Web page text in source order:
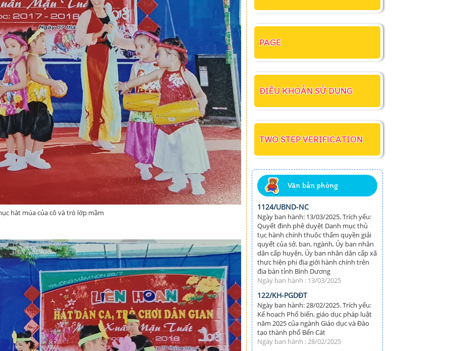
hát múa của cô và trò lớp mầm
PAGE
ĐIỀU KHOẢN SỬ DỤNG
TWO STEP VERIFICATION
Văn bản phòng
1124/UBND-NC
Ngày ban hành: 13/03/2025. Trích yếu:
Quyết đinh phê duyệt Danh mục thủ
tục hành chính thuộc thẩm quyền giải
quyết của sở, ban, ngành, Ủy ban nhân
dân cấp huyện, Ủy ban nhân dân cấp xã
thực hiện phi địa giới hành chính trên
địa bàn tỉnh Bình Dương
Ngày ban hành : 13/03/2025
122/KH-PGDĐT
Ngày ban hành: 28/02/2025. Trích yếu:
Kế hoạch Phổ biến, giáo dục pháp luật
năm 2025 của ngành Giáo dục và Đào
tạo thành phố Bến Cát
Ngày ban hành : 28/02/2025